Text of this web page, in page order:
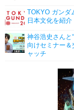
TOKYO ガン
日本文化を紹介
神谷浩史さんと
向けセミナー
ャッチ